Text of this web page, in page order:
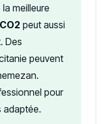
meilleure
CO2 peut aussi
Des
peuvent
pour
adaptée.